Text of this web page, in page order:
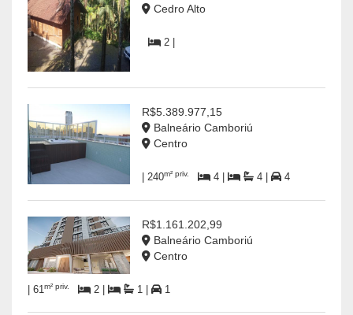
Cedro Alto
2 |
R$5.389.977,15
Balneário Camboriú
Centro
| 240m² priv. 4 | 4 | 4
R$1.161.202,99
Balneário Camboriú
Centro
| 61m² priv. 2 | 1 | 1